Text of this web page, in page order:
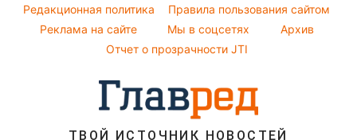
Новости Черкассы
Новости Ровно
София Ротару
Ольга Сумская
Легкие десерты
Напитки
Праздничное меню
Редакционная политика
Правила пользования сайтом
Реклама на сайте
Мы в соцсетях
Архив
Отчет о прозрачности JTI
ТВОЙ ИСТОЧНИК НОВОСТЕЙ